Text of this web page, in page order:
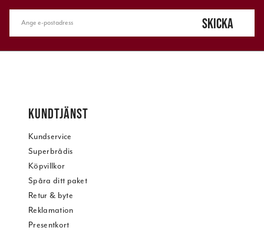
SKICKA
KUNDTJÄNST
Kundservice
Superbrådis
Köpvillkor
Spåra ditt paket
Retur & byte
Reklamation
Presentkort